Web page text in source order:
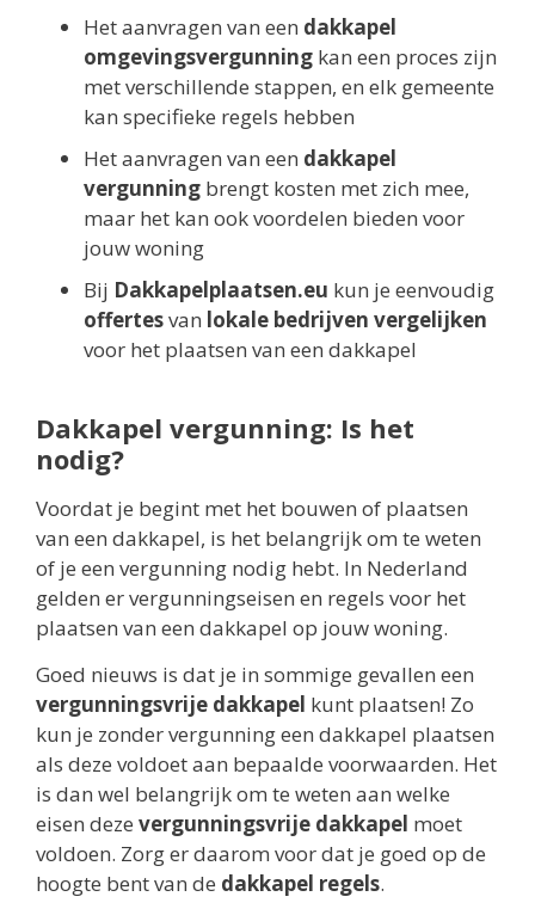
Het aanvragen van een dakkapel
omgevingsvergunning kan een proces zijn
met verschillende stappen, en elk gemeente
kan specifieke regels hebben
Het aanvragen van een dakkapel
vergunning brengt kosten met zich mee,
maar het kan ook voordelen bieden voor
jouw woning
Bij Dakkapelplaatsen.eu kun je eenvoudig
offertesvan lokale bedrijven vergelijken
voor het plaatsen van een dakkapel
Dakkapel vergunning: Is het
nodig?
Voordat je begint met het bouwen of plaatsen
van een dakkapel, is het belangrijk om te weten
of je een vergunning nodig hebt. In Nederland
gelden er vergunningseisen en regels voor het
plaatsen van een dakkapel op jouw woning.
Goed nieuws is dat je in sommige gevallen een
vergunningsvrije dakkapel kunt plaatsen! Zo
kun je zonder vergunning een dakkapel plaatsen
als deze voldoet aan bepaalde voorwaarden. Het
is dan wel belangrijk om te weten aan welke
eisen deze vergunningsvrije dakkapel moet
voldoen. Zorg er daarom voor dat je goed op de
hoogte bent van de dakkapel regels.